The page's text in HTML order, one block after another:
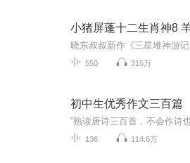
550 315万
初中生优秀作文三百篇
136 114.6万